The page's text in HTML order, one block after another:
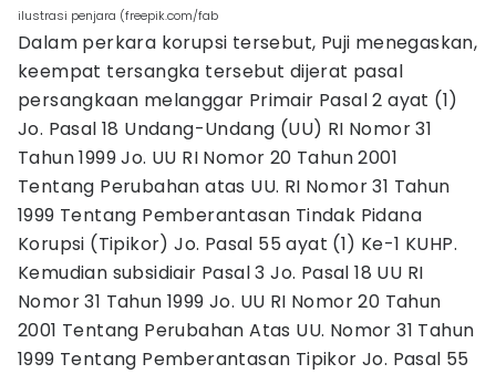
ilustrasi penjara (freepik.com/fab
Dalam perkara korupsi tersebut, Puji menegaskan,
keempat tersangka tersebut dijerat pasal
persangkaan melanggar Primair Pasal 2 ayat (1)
Jo. Pasal 18 Undang-Undang (UU) RI Nomor 31
Tahun 1999 Jo. UU RI Nomor 20 Tahun 2001
Tentang Perubahan atas UU. RI Nomor 31 Tahun
1999 Tentang Pemberantasan Tindak Pidana
Korupsi (Tipikor) Jo. Pasal 55 ayat (1) Ke-1 KUHP.
Kemudian subsidiair Pasal 3 Jo. Pasal 18 UU RI
Nomor 31 Tahun 1999 Jo. UU RI Nomor 20 Tahun
2001 Tentang Perubahan Atas UU. Nomor 31 Tahun
1999 Tentang Pemberantasan Tipikor Jo. Pasal 55